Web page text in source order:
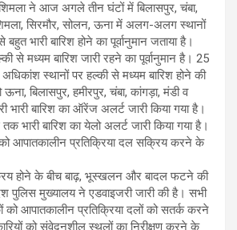
ने आज अगले तीन घंटों में बिलासपुर, चंबा,
सिरमौर, सोलन, ऊना में अलग-अलग स्थानों
भारी बारिश होने का पूर्वानुमान जताया है।
से मध्यम बारिश जारी रहने का पूर्वानुमान है। 25
स्थानों पर हल्की से मध्यम बारिश होने की
बिलासपुर, हमीरपुर, चंबा, कांगड़ा, मंडी व
भारी बारिश का ऑरेंज अलर्ट जारी किया गया है।
भारी बारिश का येलो अलर्ट जारी किया गया है।
को आपातकालीन प्रतिक्रिया दल सक्रिय करने के
होने के बीच बाढ़, भूस्खलन और बादल फटने की
पुलिस मुख्यालय ने एडवाइजरी जारी की है। सभी
को आपातकालीन प्रतिक्रिया दलों को सतर्क करने
को संवेदनशील स्थलों का निरीक्षण करने के